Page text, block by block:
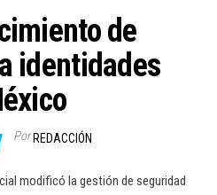
de
identidades
Por REDACCIÓN
modificó la gestión de seguridad